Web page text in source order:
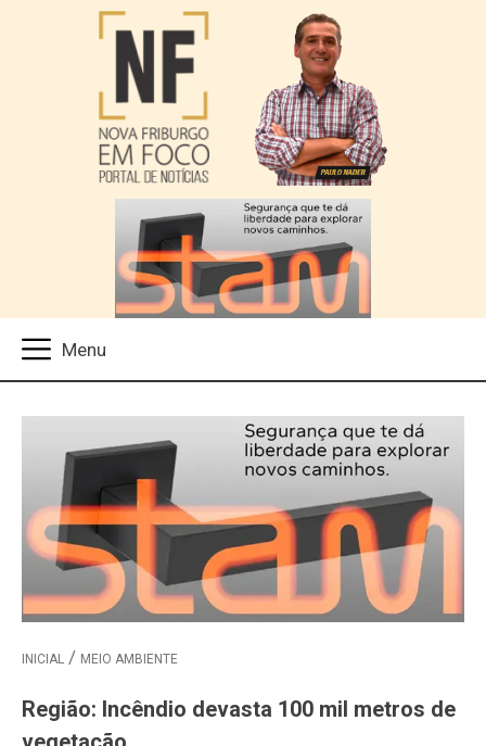
INICIAL MEIO AMBIENTE
Região: Incêndio devasta 100 mil metros de